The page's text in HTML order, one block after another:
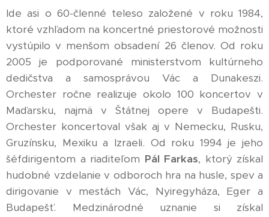
Ide asi o 60-členné teleso založené v roku 1984,
ktoré vzhľadom na koncertné priestorové možnosti
vystúpilo v menšom obsadení 26 členov. Od roku
2005 je podporované ministerstvom kultúrneho
dedičstva a samosprávou Vác a Dunakeszi.
Orchester ročne realizuje okolo 100 koncertov v
Maďarsku, najmä v Štátnej opere v Budapešti.
Orchester koncertoval však aj v Nemecku, Rusku,
Gruzínsku, Mexiku a Izraeli. Od roku 1994 je jeho
šéfdirigentom a riaditeľom Pál Farkas, ktorý získal
hudobné vzdelanie v odboroch hra na husle, spev a
dirigovanie v mestách Vác, Nyiregyháza, Eger a
Budapešť. Medzinárodné uznanie si získal